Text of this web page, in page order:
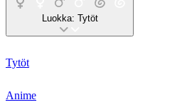
Luokka: Tytöt
Tytöt
Anime